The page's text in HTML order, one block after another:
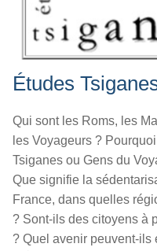
Études
Qui sont les Roms, les
les Voyageurs ?
Tsiganes ou Gens du
Que signifie la
France, dans quelles
? Sont-ils des citoyens à
? Quel avenir peuvent-ils